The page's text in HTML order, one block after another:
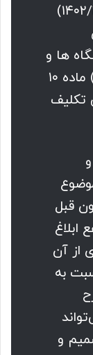
دیوان عدالت اداری (الحاقی ۱۴۰۲/۲/۱۰)
ها و
مأموران موضوع بندهای (۱) و (۳) ماده ۱۰
تکلیف
۱۰ این قانون قبل
ابلاغ
از آن
به
و